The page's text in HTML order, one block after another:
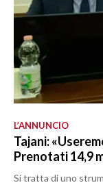
L’ANNUNCIO
Tajani:
Prenotati 14,9
Si tratta di uno